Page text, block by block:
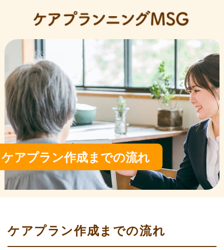
ケアプラン作成までの流れ
ケアプラン作成までの流れ